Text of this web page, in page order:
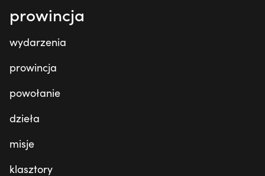
prowincja
wydarzenia
prowincja
powołanie
dzieła
misje
klasztory